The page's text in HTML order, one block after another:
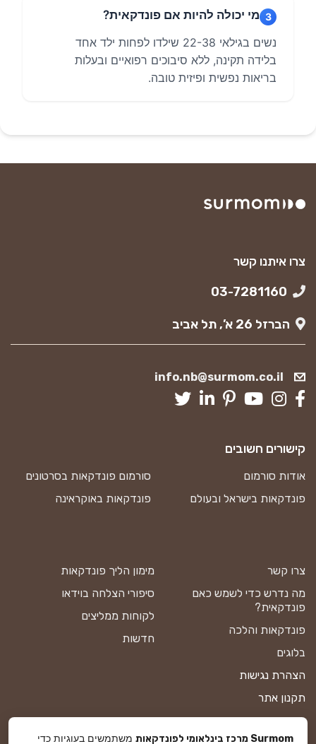
3 מי יכולה להיות אם פונדקאית?
נשים בגילאי 22-38 שילדו לפחות ילד אחד
בלידה תקינה, ללא סיבוכים רפואיים ובעלות
בריאות נפשית ופיזית טובה.
צרו איתנו קשר
הברזל 26 א’, תל אביב
info.nb@surmom.co.il
צרו קשר
מה נדרש כדי לשמש כאם
פונדקאית?
פונדקאות והלכה
בלוגים
הצהרת נגישות
תקנון אתר
מדיניות פרטיות
מימון הליך פונדקאות
סיפורי הצלחה בוידאו
לקוחות ממליצים
חדשות
קישורים חשובים
אודות סורמום
סורמום פונדקאות בסרטונים
פונדקאות בישראל ובעולם
פונדקאות באוקראינה
Surmom מרכז בינלאומי לפונדקאות משתמשים בעוגיות כדי